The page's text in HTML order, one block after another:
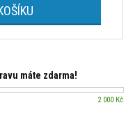
máte zdarma!
2 000 Kč